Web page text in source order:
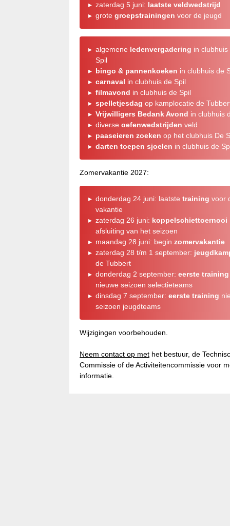
zaterdag 5 juni: laatste veldwedstrijd
grote groepstrainingen voor de jeugd
algemene ledenvergadering in clubhuis
Spil
bingo & pannenkoeken in clubhuis de
carnaval in clubhuis de Spil
filmavond in clubhuis de Spil
spelletjesdag op kamplocatie de
Vrijwilligers Bedank Avond in clubhuis
diverse oefenwedstrijden veld
paaseieren zoeken op het clubhuis De
darten toepen sjoelen in clubhuis de
Zomervakantie 2027:
donderdag 24 juni: laatste training voor
vakantie
zaterdag 26 juni: koppelschiettoernooi
afsluiting van het seizoen
maandag 28 juni: begin zomervakantie
zaterdag 28 t/m 1 september:
de Tubbert
donderdag 2 september: eerste training
nieuwe seizoen selectieteams
dinsdag 7 september: eerste training
seizoen jeugdteams
Wijzigingen voorbehouden.
Neem contact op met het bestuur, de
Commissie of de Activiteitencommissie voor
informatie.